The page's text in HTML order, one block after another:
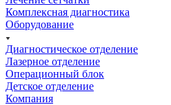
Комплексная диагностика
Оборудование
Диагностическое отделение
Лазерное отделение
Операционный блок
Детское отделение
Компания